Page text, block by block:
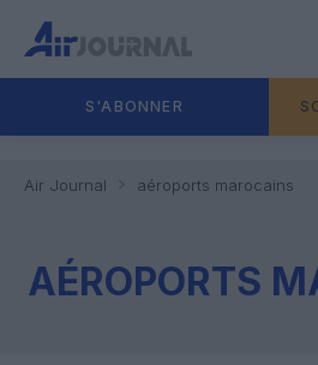
S'ABONNER
Air Journal aéroports marocains
AÉROPORTS